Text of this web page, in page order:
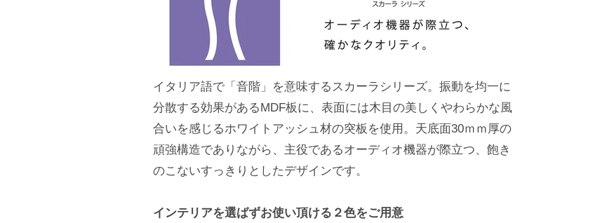
イタリア語で「音階」を意味するスカーラシリーズ。振動を均一に
分散する効果があるMDF板に、表面には木目の美しくやわらかな風
合いを感じるホワイトアッシュ材の突板を使用。天底面30ｍｍ厚の
頑強構造でありながら、主役であるオーディオ機器が際立つ、飽き
のこないすっきりとしたデザインです。
インテリアを選ばずお使い頂ける２色をご用意